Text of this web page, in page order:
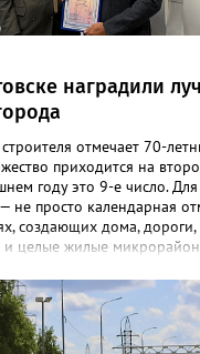
наградили
отмечает 70-
приходится на
году это 9-е число.
не просто календарная
создающих дома, дороги,
и целые жилые
конкурс «Лучший
К участию приглашаются
в сфере
а также